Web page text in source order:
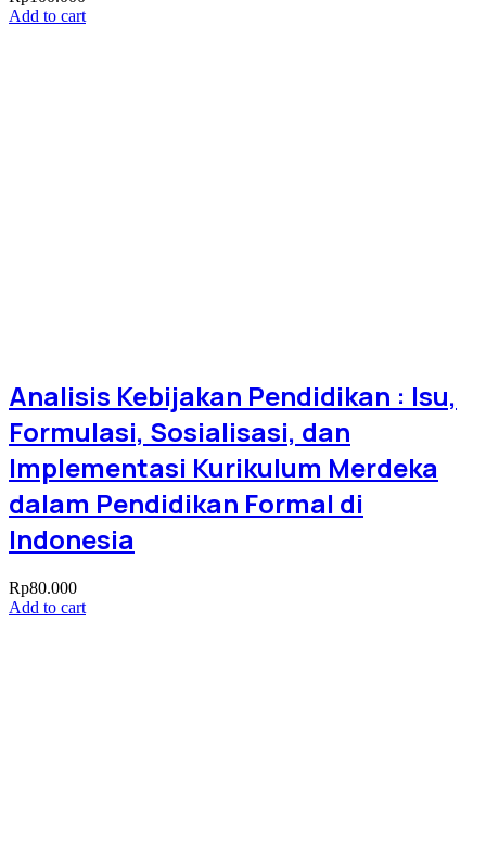
Add to cart
Analisis Kebijakan Pendidikan : Isu,
Formulasi, Sosialisasi, dan
Implementasi Kurikulum Merdeka
dalam Pendidikan Formal di
Indonesia
Rp80.000
Add to cart